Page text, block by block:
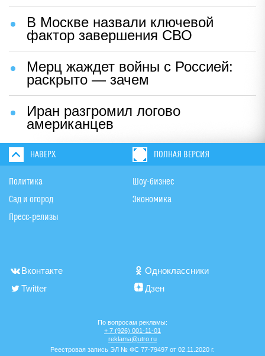
В Москве назвали ключевой
фактор завершения СВО
Мерц жаждет войны с Россией:
раскрыто — зачем
Иран разгромил логово
американцев
НАВЕРХ ПОЛНАЯ ВЕРСИЯ
Политика
Сад и огород
Пресс-релизы
Шоу-бизнес
Экономика
Вконтакте
Одноклассники
Twitter
Дзен
По вопросам рекламы:
+ 7 (926) 001-11-01
reklama@utro.ru
Реестровая запись ЭЛ № ФС 77-79497 от 02.11.2020 г.